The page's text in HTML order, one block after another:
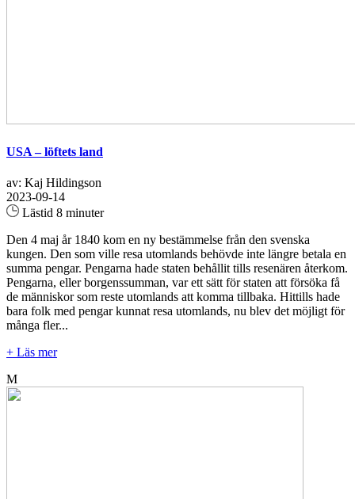
USA – löftets land
av: Kaj Hildingson
2023-09-14
Lästid 8 minuter
Den 4 maj år 1840 kom en ny bestämmelse från den svenska
kungen. Den som ville resa utomlands behövde inte längre betala en
summa pengar. Pengarna hade staten behållit tills resenären återkom.
Pengarna, eller borgenssumman, var ett sätt för staten att försöka få
de människor som reste utomlands att komma tillbaka. Hittills hade
bara folk med pengar kunnat resa utomlands, nu blev det möjligt för
många fler...
+ Läs mer
M